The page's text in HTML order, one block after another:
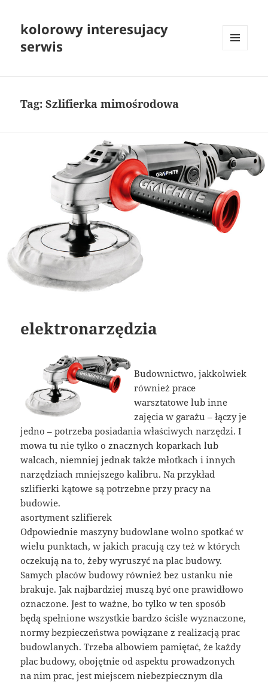
kolorowy interesujacy
serwis
Tag:Szlifierka mimośrodowa
elektronarzędzia
Budownictwo, jakkolwiek
również prace
warsztatowe lub inne
zajęcia w garażu – łączy je
jedno – potrzeba posiadania właściwych narzędzi. I
mowa tu nie tylko o znacznych koparkach lub
walcach, niemniej jednak także młotkach i innych
narzędziach mniejszego kalibru. Na przykład
szlifierki kątowe są potrzebne przy pracy na
budowie.
asortyment szlifierek
Odpowiednie maszyny budowlane wolno spotkać w
wielu punktach, w jakich pracują czy też w których
oczekują na to, żeby wyruszyć na plac budowy.
Samych placów budowy również bez ustanku nie
brakuje. Jak najbardziej muszą być one prawidłowo
oznaczone. Jest to ważne, bo tylko w ten sposób
będą spełnione wszystkie bardzo ściśle wyznaczone,
normy bezpieczeństwa powiązane z realizacją prac
budowlanych. Trzeba albowiem pamiętać, że każdy
plac budowy, obojętnie od aspektu prowadzonych
na nim prac, jest miejscem niebezpiecznym dla